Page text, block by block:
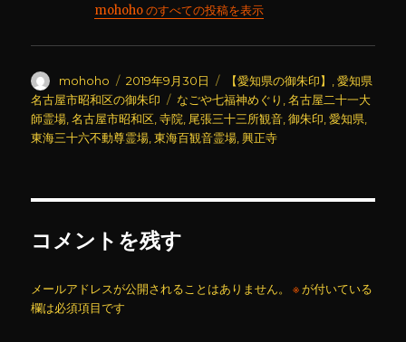
mohoho のすべての投稿を表示
投
稿
者
mohoho
投
稿
日:
2019年9月30日
カ
テ
ゴ
リ
【愛知県の御朱印】 ,愛知県
名古屋市昭和区の御朱印
タ
グ
なごや七福神めぐり ,名古屋二十一大
師霊場 ,名古屋市昭和区 ,寺院 尾張三十三所観音 ,御朱印 ,愛知県
東海三十六不動尊霊場 ,東海百観音霊場 ,興正寺
コメントを残す
メールアドレスが公開されることはありません。 ※が付いている
欄は必須項目です